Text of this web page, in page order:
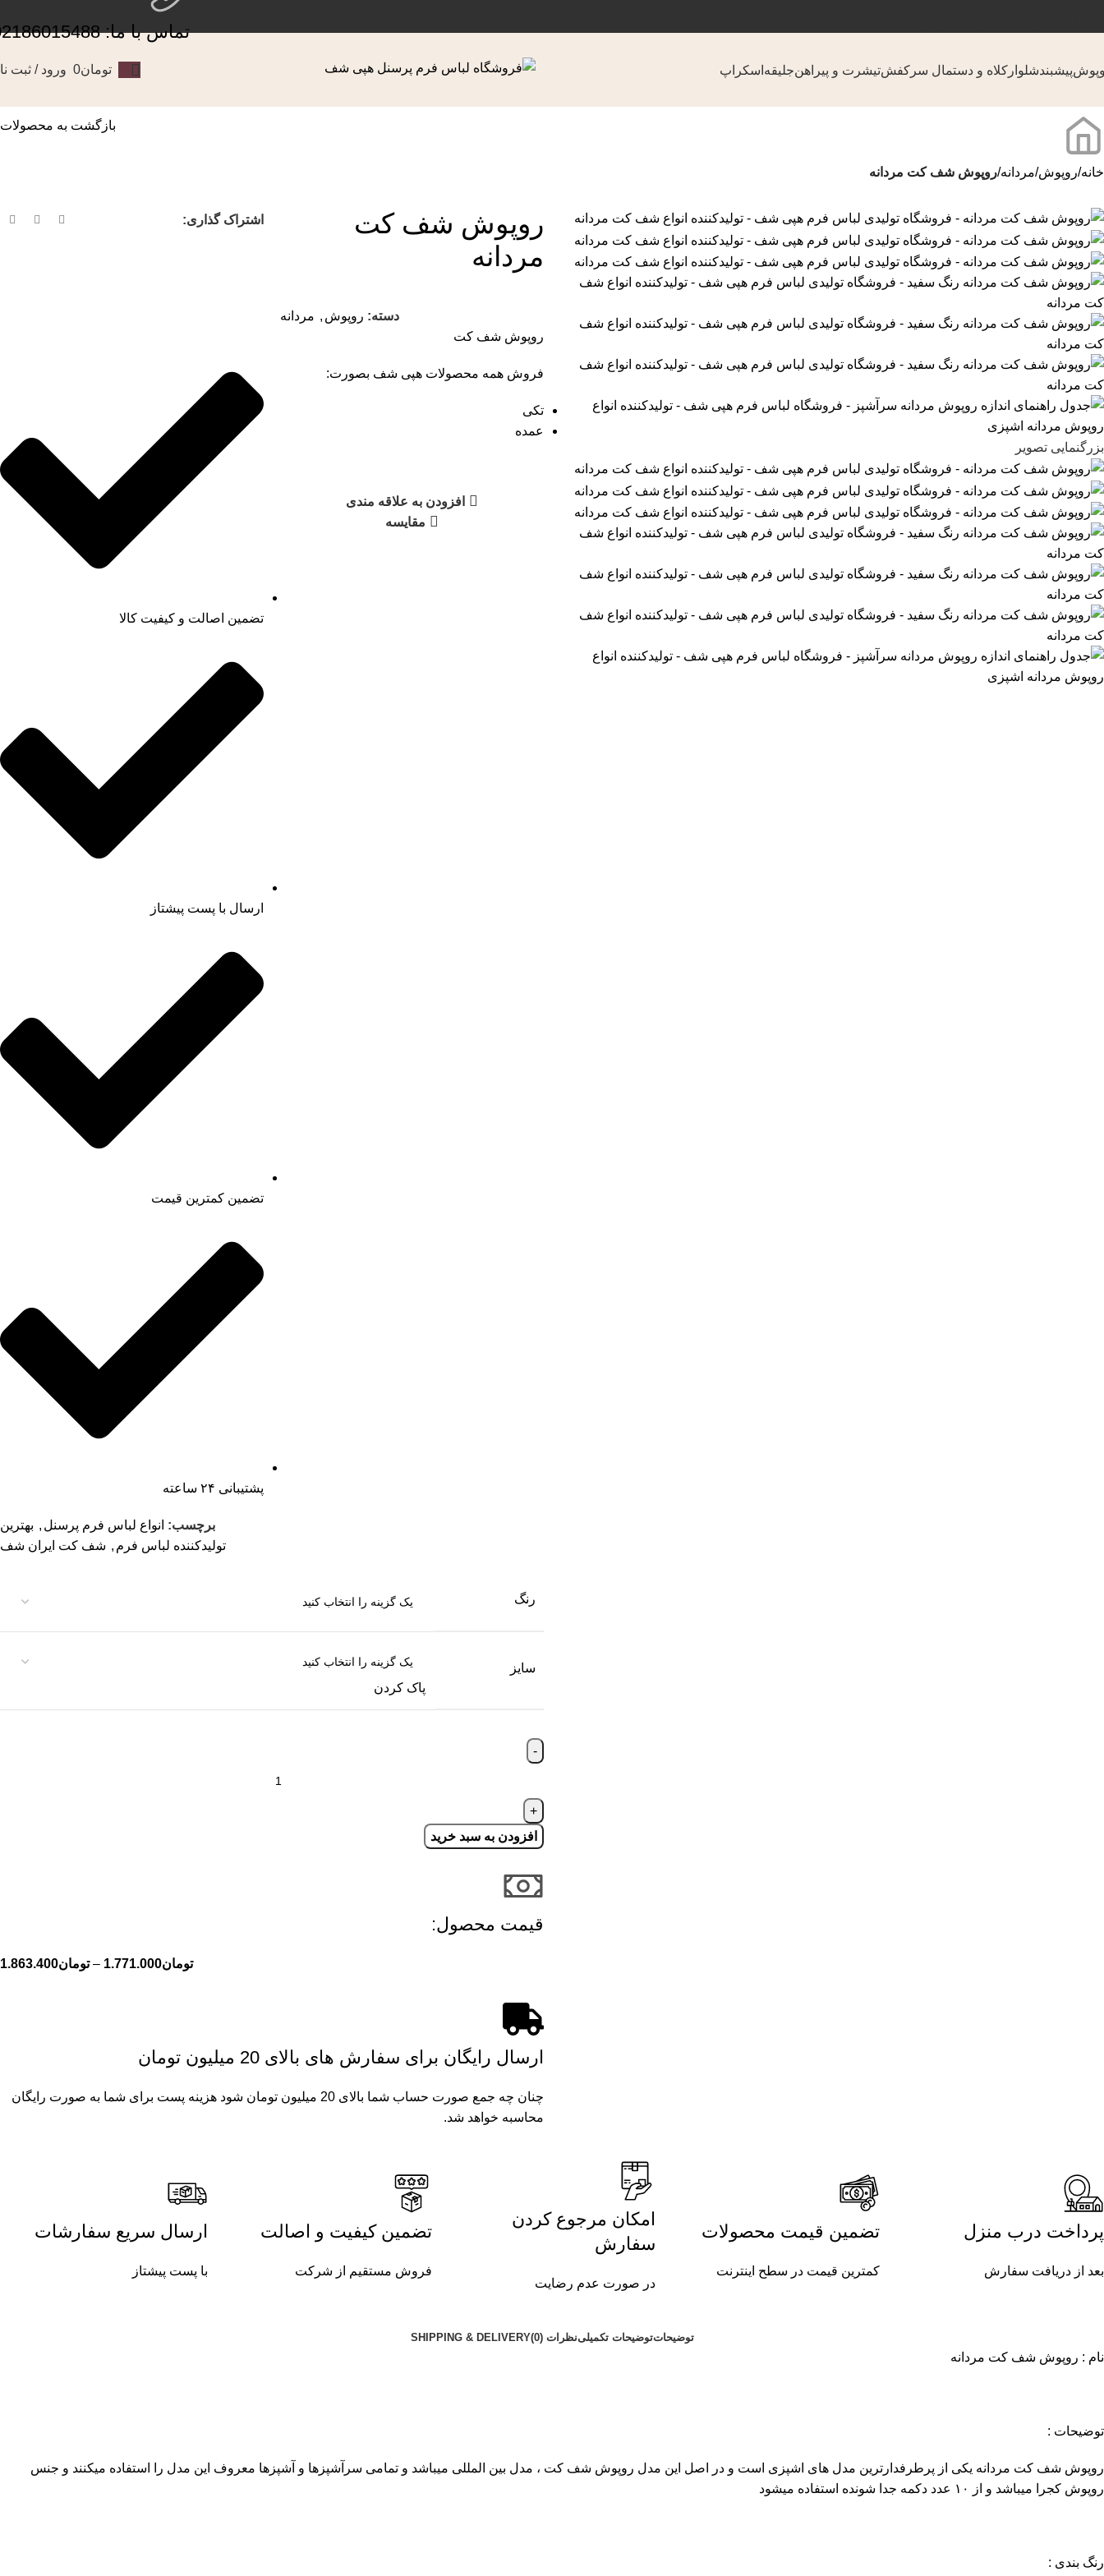
تماس با ما: 02186015488
پیشبندشلوار کلاه و دستمال سر کفشتیشرت و پیراهنجلیقه اسکراپ تومان0 ورود / ثبت
خانه روپوش مردانه روپوش شف کت مردانه
بازگشت به محصولات
بزرگنمایی تصویر
روپوش شف کت
مردانه
اشتراک گذاری:
دسته: روپوش , مردانه
روپوش شف کت
فروش همه محصولات هپی شف بصورت:
تکی
عمده
افزودن به علاقه مندی
مقایسه
تضمین اصالت و کیفیت کالا
ارسال با پست پیشتاز
تضمین کمترین قیمت
پشتیبانی ۲۴ ساعته
برچسب: انواع لباس فرم پرسنل , بهترین
تولیدکننده لباس فرم , شف کت ایران شف
رنگ
سایز
پاک کردن
افزودن به سبد خرید
قیمت محصول:​
تومان1.771.000
– تومان1.863.400
ارسال رایگان برای سفارش های بالای 20 میلیون تومان
چنان چه جمع صورت حساب شما بالای 20 میلیون تومان شود هزینه پست برای شما به صورت رایگان
محاسبه خواهد شد.
پرداخت درب منزل
بعد از دریافت سفارش
تضمین قیمت محصولات
کمترین قیمت در سطح اینترنت
امکان مرجوع کردن
سفارش
در صورت عدم رضایت
تضمین کیفیت و اصالت
فروش مستقیم از شرکت
ارسال سریع سفارشات
با پست پیشتاز
توضیحاتتوضیحات تکمیلینظرات (0) SHIPPING & DELIVERY
نام : روپوش شف کت مردانه
توضیحات :
روپوش شف کت مردانه یکی از پرطرفدارترین مدل های اشپزی است و در اصل این مدل روپوش شف کت ، مدل بین المللی میباشد و تمامی سرآشپزها و آشپزها معروف این مدل را استفاده میکنند و جنس
روپوش کجرا میباشد و از ۱۰ عدد دکمه جدا شونده استفاده میشود
رنگ بندی :